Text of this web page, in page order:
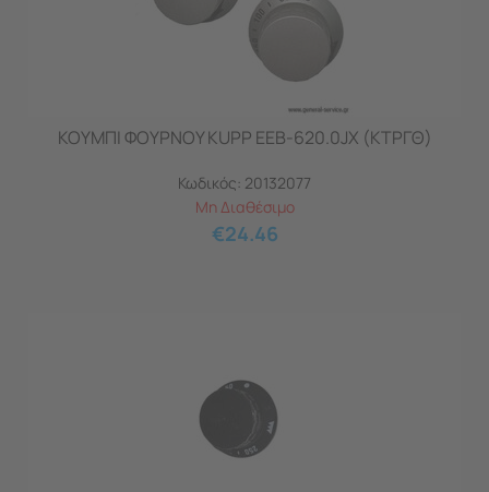
ΚΟΥΜΠΙ ΦΟΥΡΝΟΥ KUPP EEB-620.0JX (ΚΤΡΓΘ)
Κωδικός: 20132077
Μη Διαθέσιμο
€24.46